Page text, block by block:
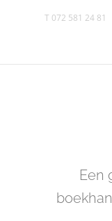
T 072 581 24 81
Een